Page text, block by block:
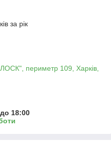
за рік
периметр 109, Харків,
18:00